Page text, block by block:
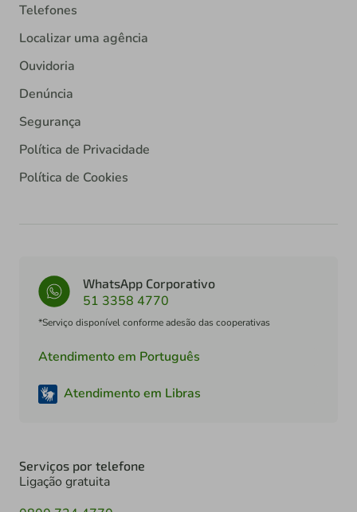
Telefones
Localizar uma agência
Ouvidoria
Denúncia
Segurança
Política de Privacidade
Política de Cookies
WhatsApp Corporativo
51 3358 4770
*Serviço disponível conforme adesão das cooperativas
Atendimento em Português
Atendimento em Libras
Serviços por telefone
Ligação gratuita